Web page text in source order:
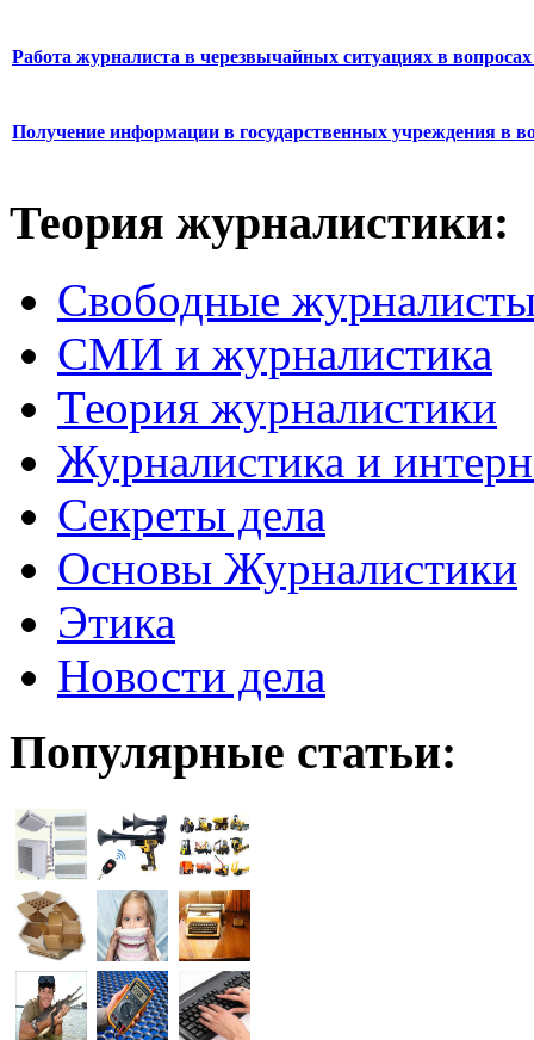
Работа журналиста в черезвычайных ситуациях в вопросах
Получение информации в государственных учреждения в
Теория журналистики:
Свободные
СМИ и журналистика
Теория журналистики
Журналистика и
Секреты дела
Основы Журналистики
Этика
Новости дела
Популярные статьи: